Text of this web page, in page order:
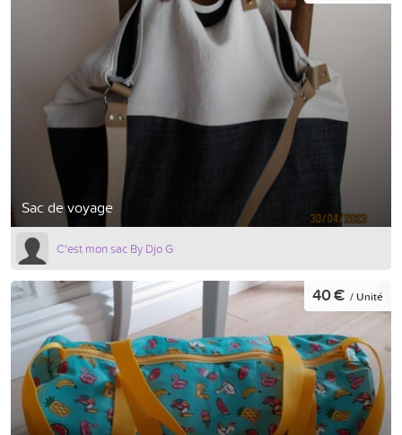
Sac de voyage
C'est mon sac By Djo G
40 € / Unité